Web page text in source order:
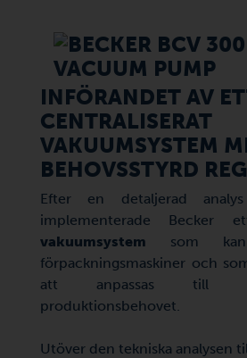
INFÖRANDET AV
CENTRALISERAT
VAKUUMSYSTEM
BEHOVSSTYRD
Efter en detaljerad
implementerade Becker
vakuumsystem som
förpackningsmaskiner och
att anpassas till
produktionsbehovet.
Utöver den tekniska analysen